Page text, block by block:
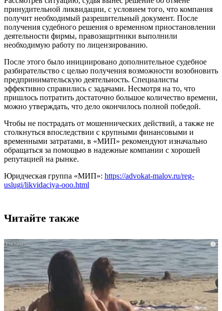
принудительной ликвидации, с условием того, что компания
получит необходимый разрешительный документ. После
получения судебного решения о временном приостановлении
деятельности фирмы, правозащитники выполнили
необходимую работу по лицензированию.
После этого было инициировано дополнительное судебное
разбирательство с целью получения возможности возобновить
предпринимательскую деятельность. Специалисты
эффективно справились с задачами. Несмотря на то, что
пришлось потратить достаточно большое количество времени,
можно утверждать, что дело окончилось полной победой.
Чтобы не пострадать от мошеннических действий, а также не
столкнуться впоследствии с крупными финансовыми и
временными затратами, в «МИП» рекомендуют изначально
обращаться за помощью в надежные компании с хорошей
репутацией на рынке.
Юридческая группа «МИП»: https://advokat-malov.ru/reg-
uslugi/likvidaciya-ooo.html
Читайте также
i